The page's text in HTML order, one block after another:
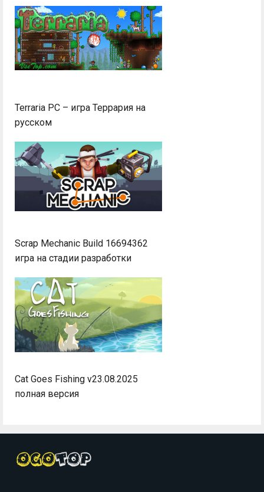
Terraria PC – игра Террария на
русском
Scrap Mechanic Build 16694362
игра на стадии разработки
Cat Goes Fishing v23.08.2025
полная версия